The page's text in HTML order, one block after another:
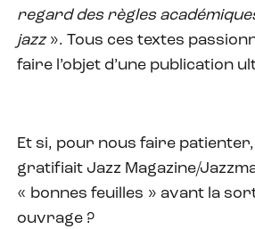
regard des règles
jazz». Tous ces textes
faire l’objet d’une publication
Et si, pour nous faire
gratifiait Jazz Magazine/
« bonnes feuilles » avant la
ouvrage ?